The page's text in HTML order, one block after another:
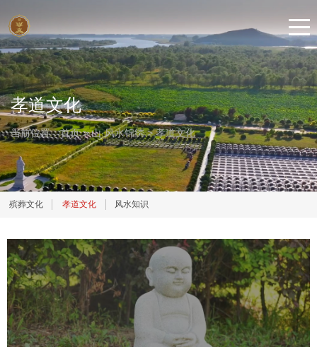
孝道文化
当前位置：首页>山·风水锦绣>孝道文化
殡葬文化 孝道文化 风水知识